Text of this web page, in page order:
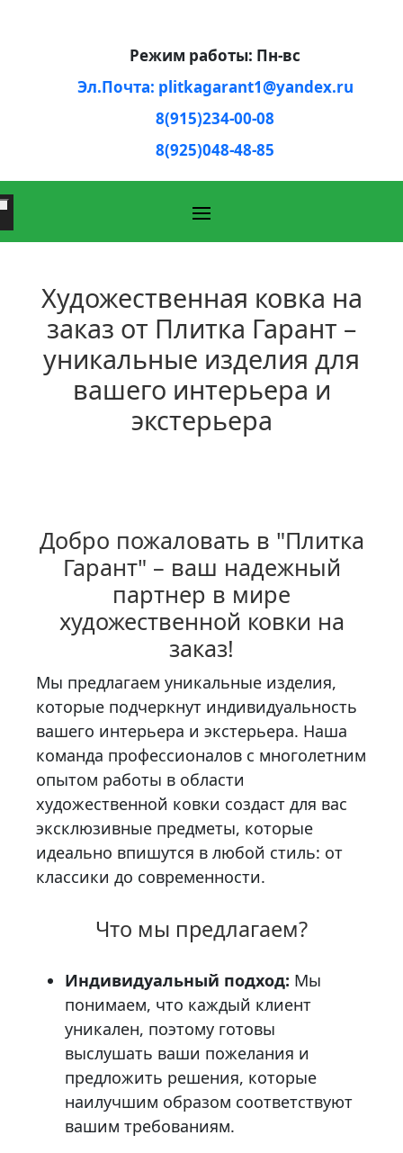
Режим работы: Пн-вс
Эл.Почта: plitkagarant1@yandex.ru
8(915)234-00-08
8(925)048-48-85
Художественная ковка на
заказ от Плитка Гарант –
уникальные изделия для
вашего интерьера и
экстерьера
Добро пожаловать в "Плитка
Гарант" – ваш надежный
партнер в мире
художественной ковки на
заказ!
Мы предлагаем уникальные изделия,
которые подчеркнут индивидуальность
вашего интерьера и экстерьера. Наша
команда профессионалов с многолетним
опытом работы в области
художественной ковки создаст для вас
эксклюзивные предметы, которые
идеально впишутся в любой стиль: от
классики до современности.
Что мы предлагаем?
Индивидуальный подход: Мы
понимаем, что каждый клиент
уникален, поэтому готовы
выслушать ваши пожелания и
предложить решения, которые
наилучшим образом соответствуют
вашим требованиям.